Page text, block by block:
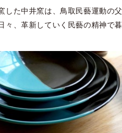
した中井窯は、鳥取民藝運動の
々、革新していく民藝の精神で